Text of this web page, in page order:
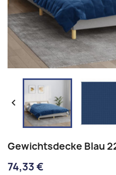

Gewichtsdecke Blau
74,33 €